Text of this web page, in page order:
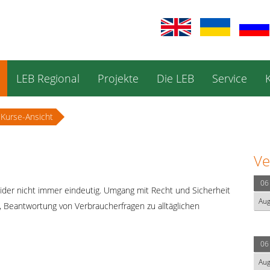
LEB Regional Projekte Die LEB Service
Kurse-Ansicht
nicht immer eindeutig. Umgang mit Recht und Sicherheit
von Verbraucherfragen zu alltäglichen
06
Aug
06
Aug